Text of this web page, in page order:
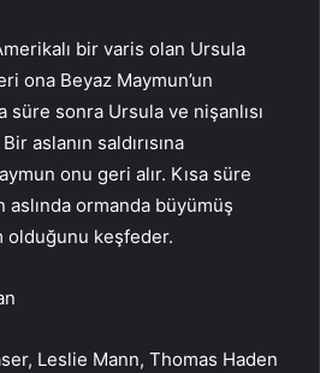
bir varis olan Ursula
ona Beyaz Maymun’un
süre sonra Ursula ve nişanlısı
aslanın saldırısına
onu geri alır. Kısa süre
aslında ormanda büyümüş
olduğunu keşfeder.
Leslie Mann, Thomas Haden